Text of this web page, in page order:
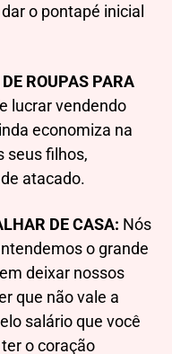
o pontapé inicial
ROUPAS PARA
lucrar vendendo
economiza na
seus filhos,
atacado.
DE CASA: Nós
o grande
deixar nossos
que não vale a
salário que você
o coração